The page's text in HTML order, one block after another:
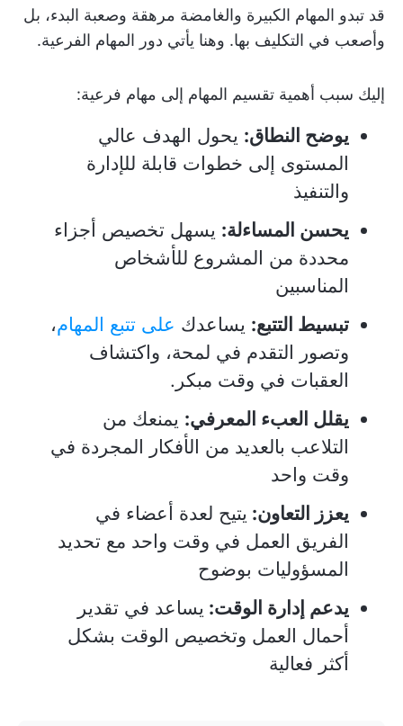
قد تبدو المهام الكبيرة والغامضة مرهقة وصعبة البدء، بل
وأصعب في التكليف بها. وهنا يأتي دور المهام الفرعية.
إليك سبب أهمية تقسيم المهام إلى مهام فرعية:
يوضح النطاق: يحول الهدف عالي
المستوى إلى خطوات قابلة للإدارة
والتنفيذ
يحسن المساءلة: يسهل تخصيص أجزاء
محددة من المشروع للأشخاص
المناسبين
تبسيط التتبع: يساعدك على تتبع المهام،
وتصور التقدم في لمحة، واكتشاف
العقبات في وقت مبكر.
يقلل العبء المعرفي: يمنعك من
التلاعب بالعديد من الأفكار المجردة في
وقت واحد
يعزز التعاون: يتيح لعدة أعضاء في
الفريق العمل في وقت واحد مع تحديد
المسؤوليات بوضوح
يدعم إدارة الوقت: يساعد في تقدير
أحمال العمل وتخصيص الوقت بشكل
أكثر فعالية